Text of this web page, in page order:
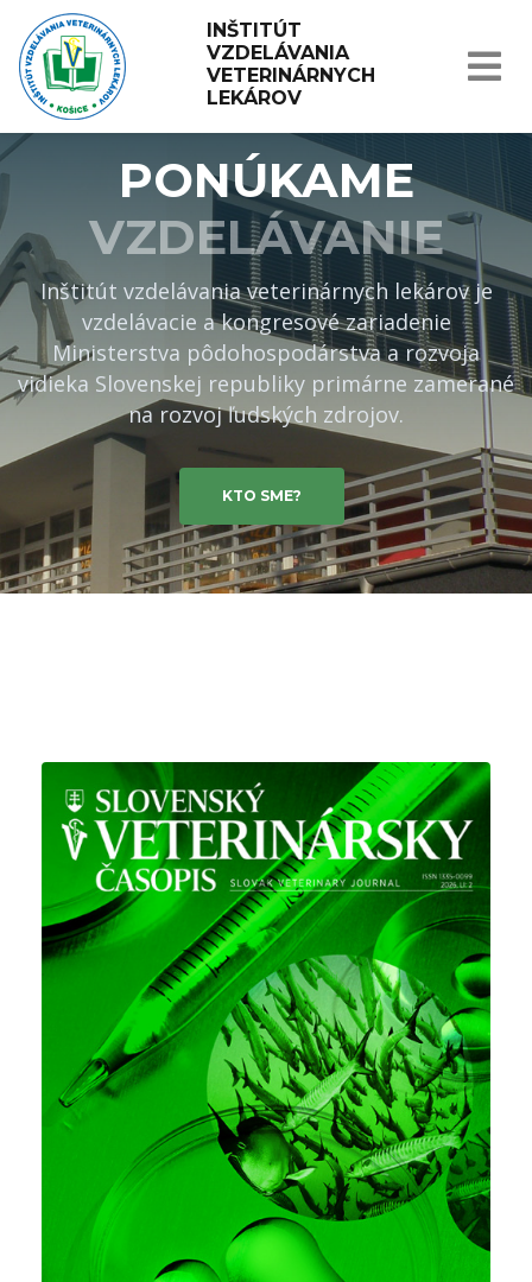
INŠTITÚT
VZDELÁVANIA
VETERINÁRNYCH
LEKÁROV
PONÚKAME
VZDELÁVANIE
Inštitút vzdelávania veterinárnych lekárov je
vzdelávacie a kongresové zariadenie
Ministerstva pôdohospodárstva a rozvoja
vidieka Slovenskej republiky primárne zamerané
na rozvoj ľudských zdrojov.
KTO SME?